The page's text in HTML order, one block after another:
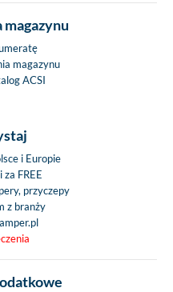
magazynu
ACSI
i Europie
FREE
przyczepy
z branży